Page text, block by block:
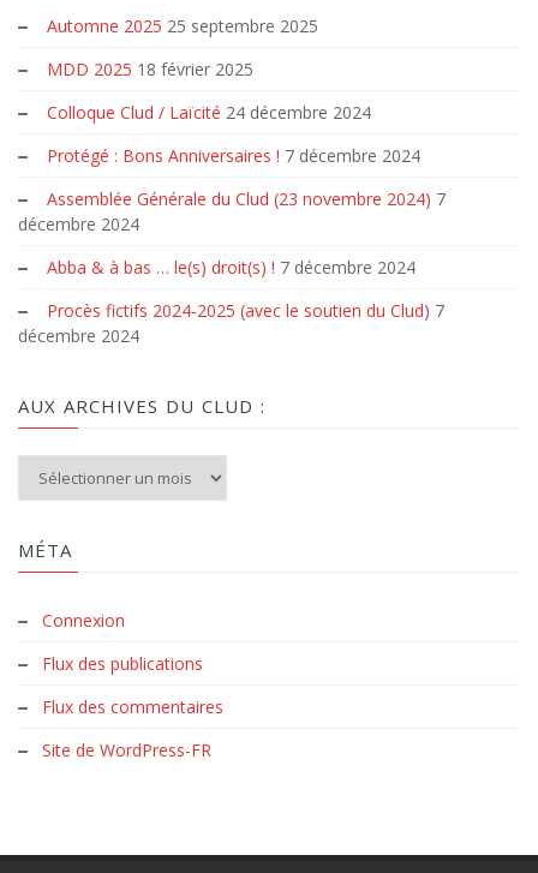
Automne 2025 25 septembre 2025
MDD 2025 18 février 2025
Colloque Clud / Laïcité 24 décembre 2024
Protégé : Bons Anniversaires ! 7 décembre 2024
Assemblée Générale du Clud (23 novembre 2024) 7
décembre 2024
Abba & à bas … le(s) droit(s) ! 7 décembre 2024
Procès fictifs 2024-2025 (avec le soutien du Clud) 7
décembre 2024
AUX ARCHIVES DU CLUD :
MÉTA
Connexion
Flux des publications
Flux des commentaires
Site de WordPress-FR